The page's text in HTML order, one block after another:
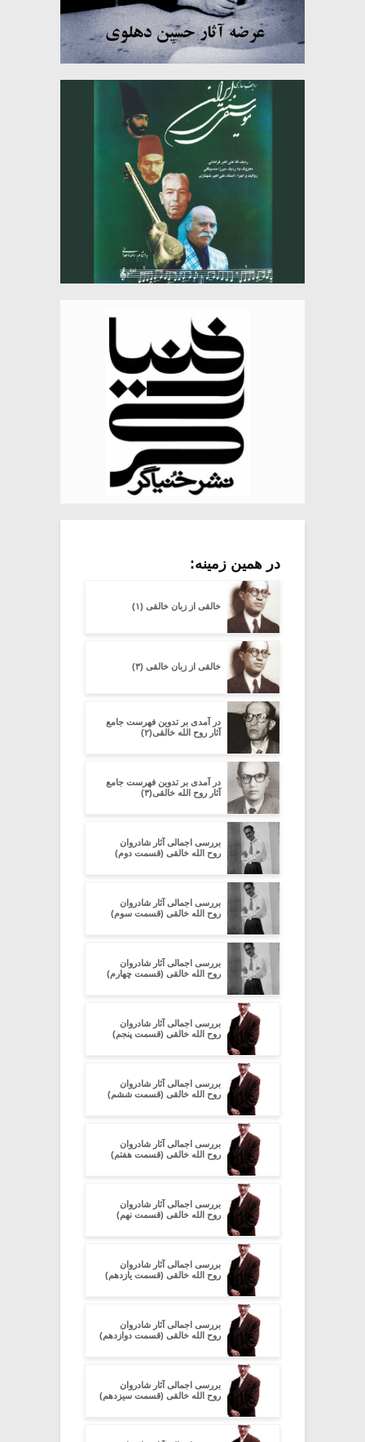
در همین زمینه:
خالقى از زبان خالقی (۱)
خالقى از زبان خالقی (۳)
در آمدی بر تدوین فهرست جامع
آثار روح الله خالقی(۲)
در آمدی بر تدوین فهرست جامع
آثار روح الله خالقی(۳)
بررسی اجمالی آثار شادروان
روح الله خالقی (قسمت دوم)
بررسی اجمالی آثار شادروان
روح الله خالقی (قسمت سوم)
بررسی اجمالی آثار شادروان
روح الله خالقی (قسمت چهارم)
بررسی اجمالی آثار شادروان
روح الله خالقی (قسمت پنجم)
بررسی اجمالی آثار شادروان
روح الله خالقی (قسمت ششم)
بررسی اجمالی آثار شادروان
روح الله خالقی (قسمت هفتم)
بررسی اجمالی آثار شادروان
روح الله خالقی (قسمت نهم)
بررسی اجمالی آثار شادروان
روح الله خالقی (قسمت یازدهم)
بررسی اجمالی آثار شادروان
روح الله خالقی (قسمت دوازدهم)
بررسی اجمالی آثار شادروان
روح الله خالقی (قسمت سیزدهم)